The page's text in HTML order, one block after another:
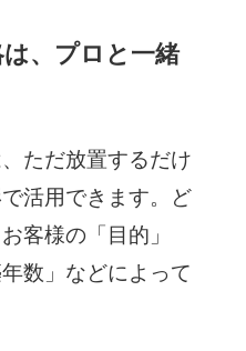
、プロと一緒
ただ放置するだけ
活用できます。ど
客様の「目的」
数」などによって